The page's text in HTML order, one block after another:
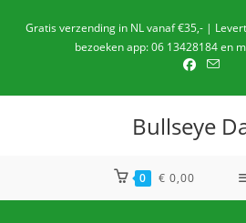
naarGratis verzending in NL vanaf €35,- |
bezoeken app: 06 13428184 en
Bullseye
0 € 0,00